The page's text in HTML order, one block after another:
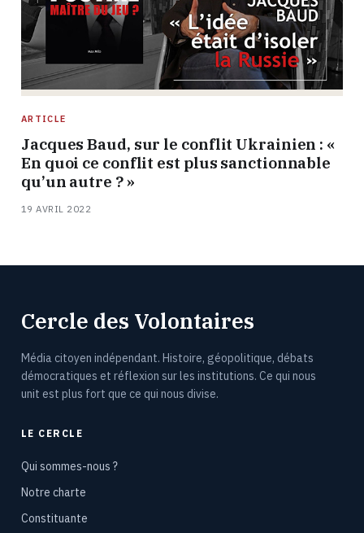
ARTICLE
Jacques Baud, sur le conflit Ukrainien : «
En quoi ce conflit est plus sanctionnable
qu’un autre ? »
19 AVRIL 2022
Cercle des Volontaires
Média citoyen indépendant. Histoire, géopolitique, débats
démocratiques et réflexion sur les institutions. Ce qui nous
unit est plus fort que ce qui nous divise.
LE CERCLE
Qui sommes-nous ?
Notre charte
Constituante